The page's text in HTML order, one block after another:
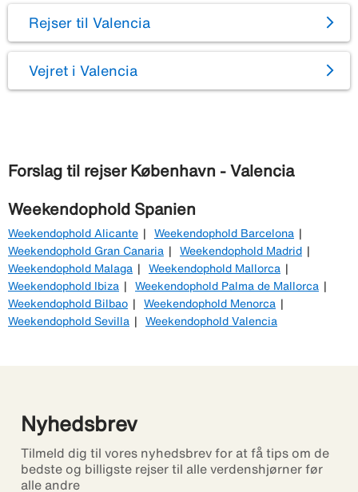
Rejser til Valencia
Vejret i Valencia
Forslag til rejser København - Valencia
Weekendophold Spanien
Weekendophold Alicante
Weekendophold Barcelona
Weekendophold Gran Canaria
Weekendophold Madrid
Weekendophold Malaga
Weekendophold Mallorca
Weekendophold Ibiza
Weekendophold Palma de Mallorca
Weekendophold Bilbao
Weekendophold Menorca
Weekendophold Sevilla
Weekendophold Valencia
Nyhedsbrev
Tilmeld dig til vores nyhedsbrev for at få tips om de
bedste og billigste rejser til alle verdenshjørner før
alle andre